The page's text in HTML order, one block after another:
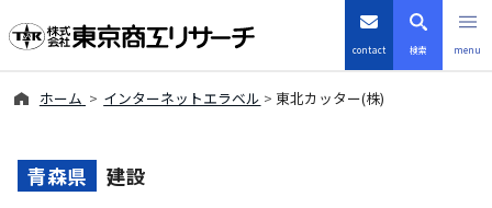
contact 検索 menu
ホーム インターネットエラベル 東北カッター(株)
青森県 建設